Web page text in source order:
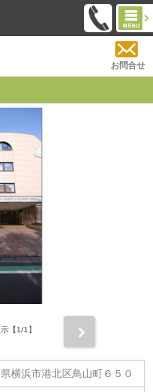
お問合せ
【1/1】
横浜市港北区鳥山町６５０